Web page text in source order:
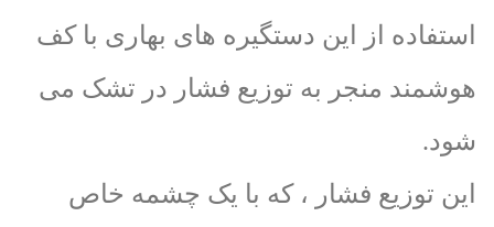
استفاده از این دستگیره های بهاری با کف
هوشمند منجر به توزیع فشار در تشک می
شود.
این توزیع فشار ، که با یک چشمه خاص